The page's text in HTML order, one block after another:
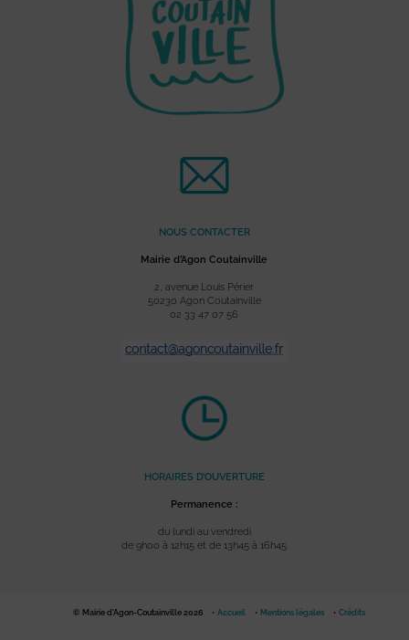
NOUS CONTACTER
Mairie d’Agon Coutainville
2, avenue Louis Périer
50230 Agon Coutainville
02 33 47 07 56
HORAIRES D’OUVERTURE
Permanence :
du lundi au vendredi
de 9h00 à 12h15 et de 13h45 à 16h45
© Mairie d'Agon-Coutainville 2026 Accueil Mentions légales Crédits